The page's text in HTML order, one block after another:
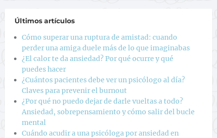
Últimos artículos
Cómo superar una ruptura de amistad: cuando
perder una amiga duele más de lo que imaginabas
¿El calor te da ansiedad? Por qué ocurre y qué
puedes hacer
¿Cuántos pacientes debe ver un psicólogo al día?
Claves para prevenir el burnout
¿Por qué no puedo dejar de darle vueltas a todo?
Ansiedad, sobrepensamiento y cómo salir del bucle
mental
Cuándo acudir a una psicóloga por ansiedad en